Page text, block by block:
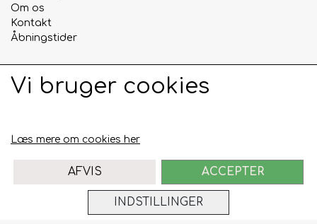
Om os
Kontakt
Åbningstider
Sociale medier
Vi bruger cookies
Læs mere om cookies her
INDSTILLINGER
AFVIS ACCEPTER